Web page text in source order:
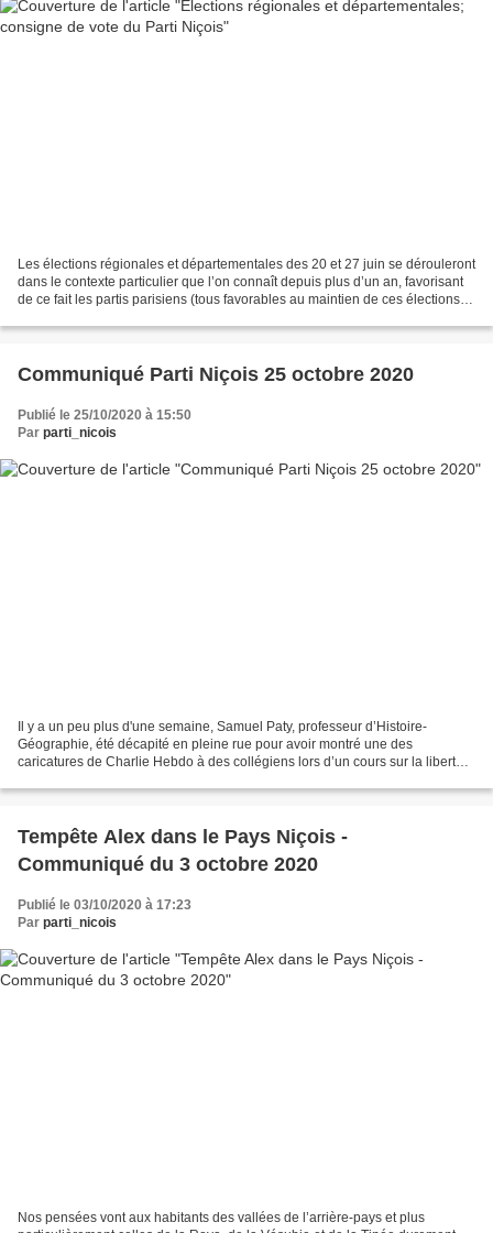
Les élections régionales et départementales des 20 et 27 juin se dérouleront
dans le contexte particulier que l’on connaît depuis plus d’un an, favorisant
de ce fait les partis parisiens (tous favorables au maintien de ces élections)
Communiqué Parti Niçois 25 octobre 2020
Publié le 25/10/2020 à 15:50
Par parti_nicois
Il y a un peu plus d'une semaine, Samuel Paty, professeur d’Histoire-
Géographie, été décapité en pleine rue pour avoir montré une des
caricatures de Charlie Hebdo à des collégiens lors d’un cours sur la liberté
Tempête Alex dans le Pays Niçois -
Communiqué du 3 octobre 2020
Publié le 03/10/2020 à 17:23
Par parti_nicois
Nos pensées vont aux habitants des vallées de l’arrière-pays et plus